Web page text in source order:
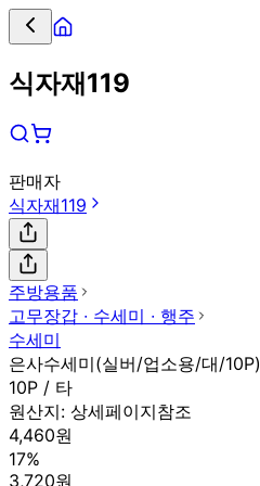
식자재119
판매자
식자재119
주방용품
고무장갑 ∙ 수세미 ∙ 행주
수세미
은사수세미(실버/업소용/대/10P)
10P / 타
원산지: 상세페이지참조
4,460원
17%
3,720원